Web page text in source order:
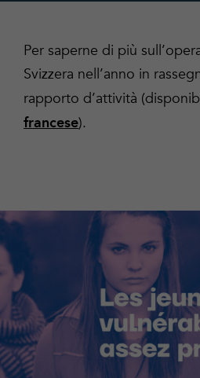
Per saperne di più
Svizzera nell’anno in
rapporto d’attività
francese).